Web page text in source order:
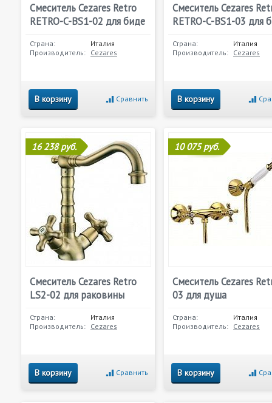
Смеситель Cezares Retro
RETRO-C-BS1-02 для биде
Страна:
Италия
Производитель: Cezares
В корзину Сравнить
Смеситель Cezares
RETRO-C-BS1-03 для
Страна:
Италия
Производитель: Cezares
В корзину
16 238 руб.
Смеситель Cezares Retro
LS2-02 для раковины
Страна:
Италия
Производитель: Cezares
В корзину Сравнить
10 075 руб.
Смеситель Cezares
03 для душа
Страна:
Италия
Производитель: Cezares
В корзину